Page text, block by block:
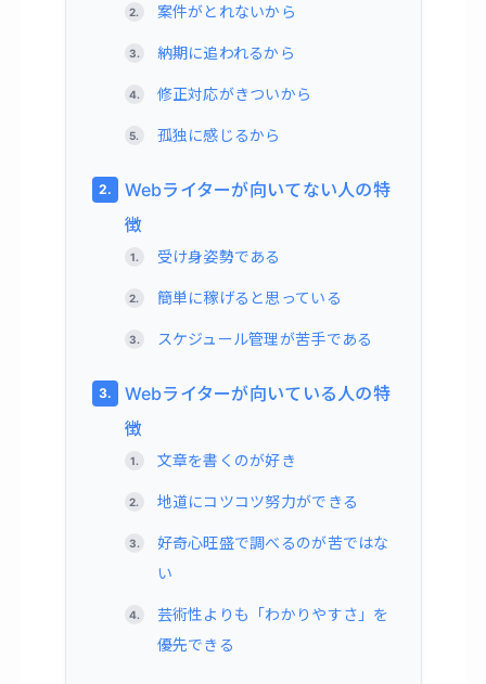
案件がとれないから
納期に追われるから
修正対応がきついから
孤独に感じるから
Webライターが向いてない人の特
徴
受け身姿勢である
簡単に稼げると思っている
スケジュール管理が苦手である
Webライターが向いている人の特
徴
文章を書くのが好き
地道にコツコツ努力ができる
好奇心旺盛で調べるのが苦ではな
い
芸術性よりも「わかりやすさ」を
優先できる